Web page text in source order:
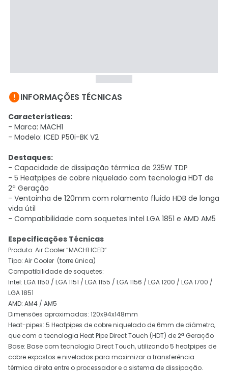
INFORMAÇÕES TÉCNICAS
Características:
- Marca: MACH1
- Modelo: ICED P50i-BK V2
Destaques:
- Capacidade de dissipação térmica de 235W TDP
- 5 Heatpipes de cobre niquelado com tecnologia HDT de
2ª Geração
- Ventoinha de 120mm com rolamento fluido HDB de longa
vida útil
- Compatibilidade com soquetes Intel LGA 1851 e AMD AM5
Especificações Técnicas
Produto: Air Cooler “MACH1 ICED”
Tipo: Air Cooler (torre única)
Compatibilidade de soquetes:
Intel: LGA 1150 / LGA 1151 / LGA 1155 / LGA 1156 / LGA 1200 / LGA 1700 /
LGA 1851
AMD: AM4 / AM5
Dimensões aproximadas: 120x94x148mm
Heat-pipes: 5 Heatpipes de cobre niquelado de 6mm de diâmetro,
que com a tecnologia Heat Pipe Direct Touch (HDT) de 2ª Geração
Base: Base com tecnologia Direct Touch, utilizando 5 heatpipes de
cobre expostos e nivelados para maximizar a transferência
térmica direta entre o processador e o sistema de dissipação.